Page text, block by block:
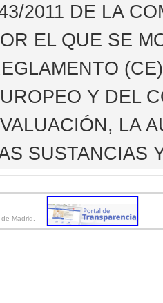
2011 DE LA
EL QUE SE
Y DEL
LA
SUSTANCIAS
Madrid.